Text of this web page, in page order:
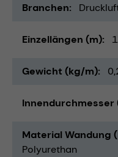
Branchen
Einzellängen (m)
Gewicht (kg/m)
Innendurchmesser
Material Wandung
Polyurethan